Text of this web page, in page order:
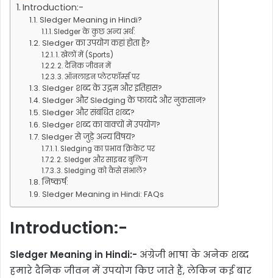
Introduction:-
Sledger Meaning in Hindi?
Sledger के कुछ अन्य अर्थ:
Sledger का उपयोग कहां होता है?
1. खेलों में (Sports)
2. दैनिक जीवन में
3. ऑनलाइन प्लेटफॉर्म्स पर
Sledger शब्द के उद्गम और इतिहास?
Sledger और Sledging के फायदे और नुकसान?
Sledger और संबंधित शब्द?
Sledger शब्द का वाक्यों में उपयोग?
Sledger से जुड़े अन्य विषय?
1. Sledging का प्रभाव क्रिकेट पर
2. Sledger और साइबर बुलिंग
3. Sledging को कैसे संभालें?
निष्कर्ष:
Sledger Meaning in Hindi: FAQs
Introduction:-
Sledger Meaning in Hindi:- अंग्रेजी भाषा के अनेक शब्द
हमारे दैनिक जीवन में उपयोग किए जाते हैं, लेकिन कई बार